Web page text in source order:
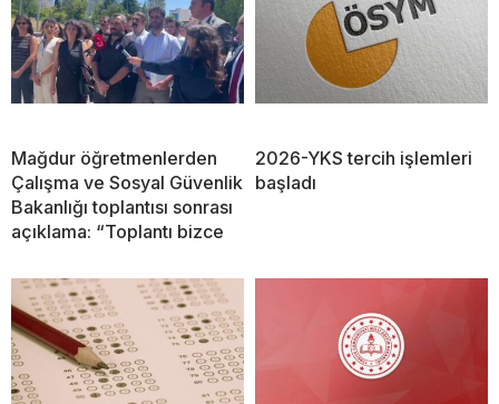
Mağdur öğretmenlerden
Çalışma ve Sosyal Güvenlik
Bakanlığı toplantısı sonrası
açıklama: “Toplantı bizce
2026-YKS tercih işlemleri
başladı